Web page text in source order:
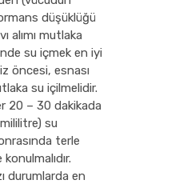
düşüklüğü
alımı mutlaka
su içmek en iyi
öncesi, esnası
su içilmelidir.
20 – 30 dakikada
su
terle
durumlarda en